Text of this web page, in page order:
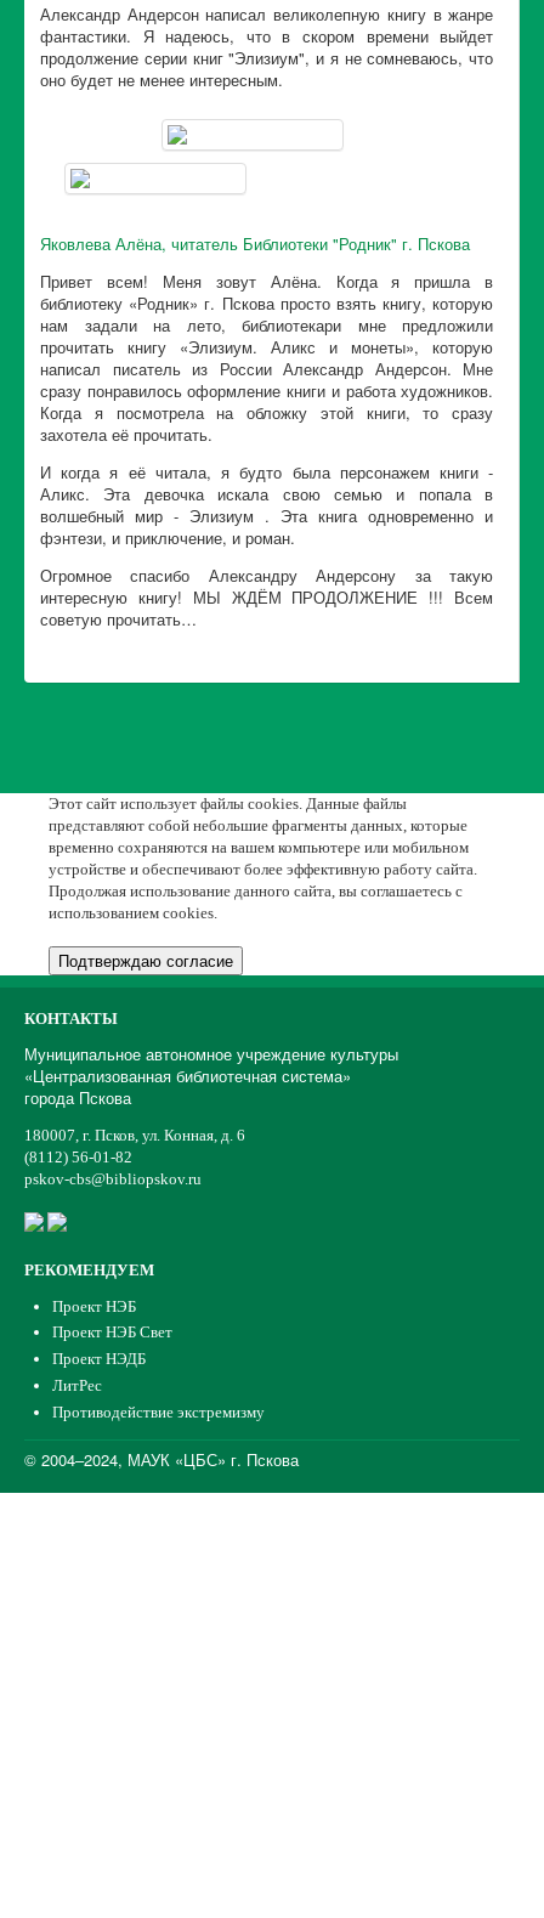
Александр Андерсон написал великолепную книгу в жанре
фантастики. Я надеюсь, что в скором времени выйдет
продолжение серии книг "Элизиум", и я не сомневаюсь, что
оно будет не менее интересным.
Яковлева Алёна, читатель Библиотеки "Родник" г. Пскова
Привет всем! Меня зовут Алёна. Когда я пришла в
библиотеку «Родник» г. Пскова просто взять книгу, которую
нам задали на лето, библиотекари мне предложили
прочитать книгу «Элизиум. Аликс и монеты», которую
написал писатель из России Александр Андерсон. Мне
сразу понравилось оформление книги и работа художников.
Когда я посмотрела на обложку этой книги, то сразу
захотела её прочитать.
И когда я её читала, я будто была персонажем книги -
Аликс. Эта девочка искала свою семью и попала в
волшебный мир - Элизиум . Эта книга одновременно и
фэнтези, и приключение, и роман.
Огромное спасибо Александру Андерсону за такую
интересную книгу! МЫ ЖДЁМ ПРОДОЛЖЕНИЕ !!! Всем
советую прочитать…
Этот сайт использует файлы cookies. Данные файлы
представляют собой небольшие фрагменты данных, которые
временно сохраняются на вашем компьютере или мобильном
устройстве и обеспечивают более эффективную работу сайта.
Продолжая использование данного сайта, вы соглашаетесь с
использованием cookies.
Подтверждаю согласие
КОНТАКТЫ
Муниципальное автономное учреждение культуры
«Централизованная библиотечная система»
города Пскова
180007, г. Псков, ул. Конная, д. 6
(8112) 56-01-82
pskov-cbs@bibliopskov.ru
РЕКОМЕНДУЕМ
Проект НЭБ
Проект НЭБ Свет
Проект НЭДБ
ЛитРес
Противодействие экстремизму
© 2004–2024, МАУК «ЦБС» г. Пскова